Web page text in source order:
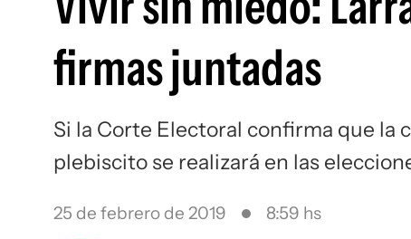
firmas juntadas
Si la Corte Electoral confirma que la
plebiscito se realizará en las
25 de febrero de 2019 8:59 hs